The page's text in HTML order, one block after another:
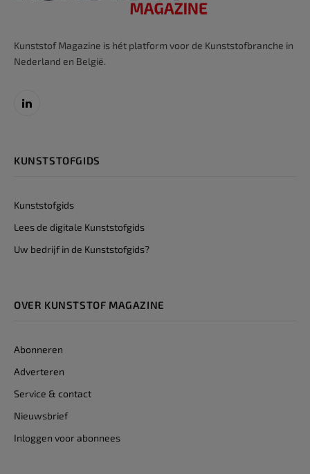
Kunststof Magazine is hét platform voor de Kunststofbranche in
Nederland en België.
LinkedIn
KUNSTSTOFGIDS
Kunststofgids
Lees de digitale Kunststofgids
Uw bedrijf in de Kunststofgids?
OVER KUNSTSTOF MAGAZINE
Abonneren
Adverteren
Service & contact
Nieuwsbrief
Inloggen voor abonnees